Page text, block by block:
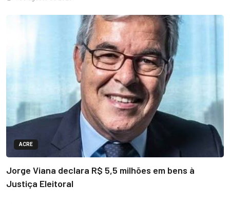
ACRE
Jorge Viana declara R$ 5,5 milhões em bens à
Justiça Eleitoral